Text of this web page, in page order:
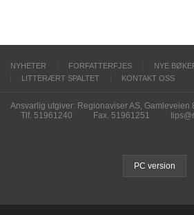
NYHETER FORFATTERFJES NYE
LITTERÆRT SPALTET
KONTAKT OSS
Ansvarlig utgiver: Regionaviser AS, Gamleveien
Tlf. 51961240
Fax. 51961251
PC version